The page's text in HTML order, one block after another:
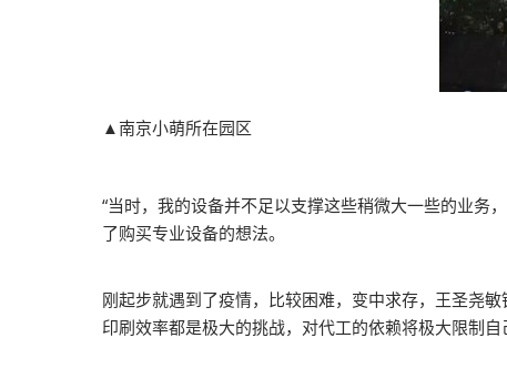
▲南京小萌所在园区
“当时，我的设备并不足以支撑这些稍微大一些的业务
了购买专业设备的想法。
刚起步就遇到了疫情，比较困难，变中求存，王圣尧
印刷效率都是极大的挑战，对代工的依赖将极大限制